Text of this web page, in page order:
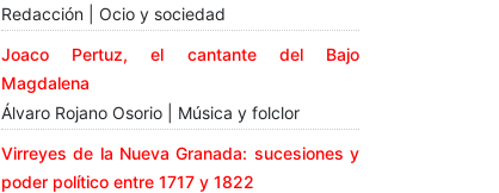
Redacción | Ocio y sociedad
Joaco Pertuz, el cantante del Bajo
Magdalena
Álvaro Rojano Osorio | Música y folclor
Virreyes de la Nueva Granada: sucesiones y
poder político entre 1717 y 1822